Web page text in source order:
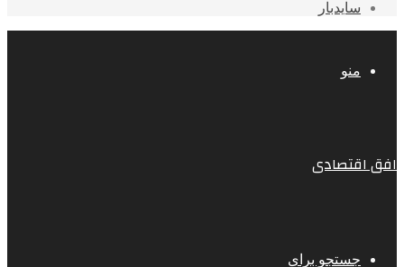
سایدبار
منو
افق اقتصادی
جستجو برای